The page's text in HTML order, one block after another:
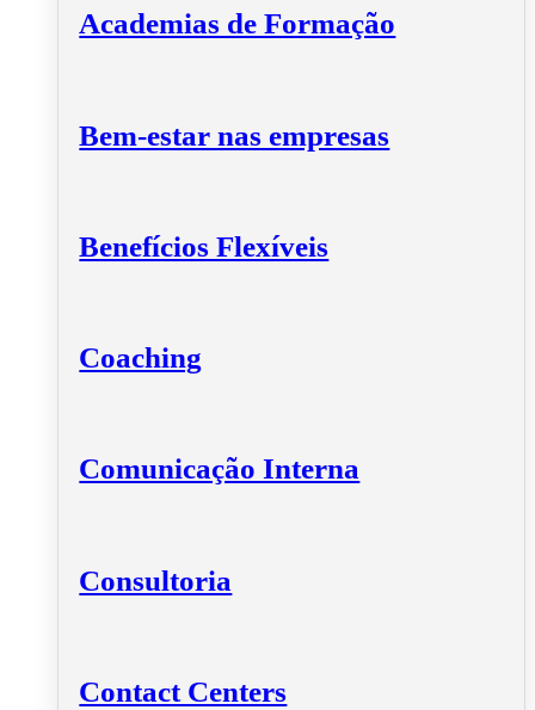
Academias de Formação
Bem-estar nas empresas
Benefícios Flexíveis
Coaching
Comunicação Interna
Consultoria
Contact Centers